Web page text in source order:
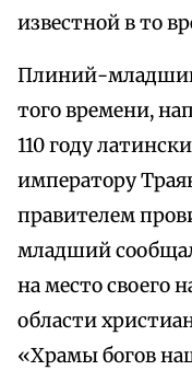
известной в то
Плиний-
того времени,
110 году
императору
правителем
младший
на место своего
области
«Храмы богов